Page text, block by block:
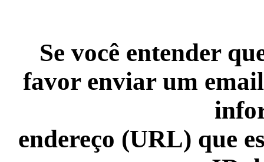
Se você entender
favor enviar um
endereço (URL) que